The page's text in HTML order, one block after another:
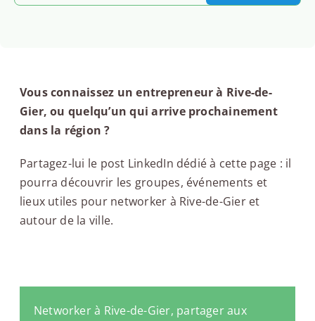
Vous connaissez un entrepreneur à Rive-de-
Gier, ou quelqu’un qui arrive prochainement
dans la région ?
Partagez-lui le post LinkedIn dédié à cette page : il
pourra découvrir les groupes, événements et
lieux utiles pour networker à Rive-de-Gier et
autour de la ville.
Networker à Rive-de-Gier, partager aux